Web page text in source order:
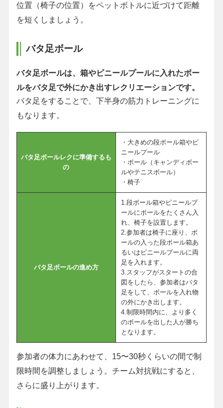
位置（椅子の位置）をペットボトルに近づけて距離
を短くしましょう。
バタ足ボール
バタ足ボールは、箱やビニールプールに入れたボー
ルをバタ足で外にかき出すレクリエーションです。
バタ足をすることで、下半身の筋力トレーニングに
もなります。
バタ足ボールレクに準備するも
の
・大きめの段ボール箱やビ
ニールプール
・ボール（キャンディボー
ルやテニスボール）
・椅子
バタ足ボールの進め方
1.段ボール箱やビニールプ
ールにボールをたくさん入
れ、椅子を設置します。
2.参加者は椅子に座り、ボ
ールの入った段ボール箱あ
るいはビニールプールに両
足を入れます。
3.スタッフがスタートの合
図をしたら、参加者はバタ
足をして、ボールを入れ物
の外にかき出します。
4.制限時間内に、より多く
のボールを出した人が勝ち
となります。
参加者の体力にあわせて、15〜30秒くらいの間で制
限時間を調整しましょう。チーム対抗戦にすると、
さらに盛り上がります。